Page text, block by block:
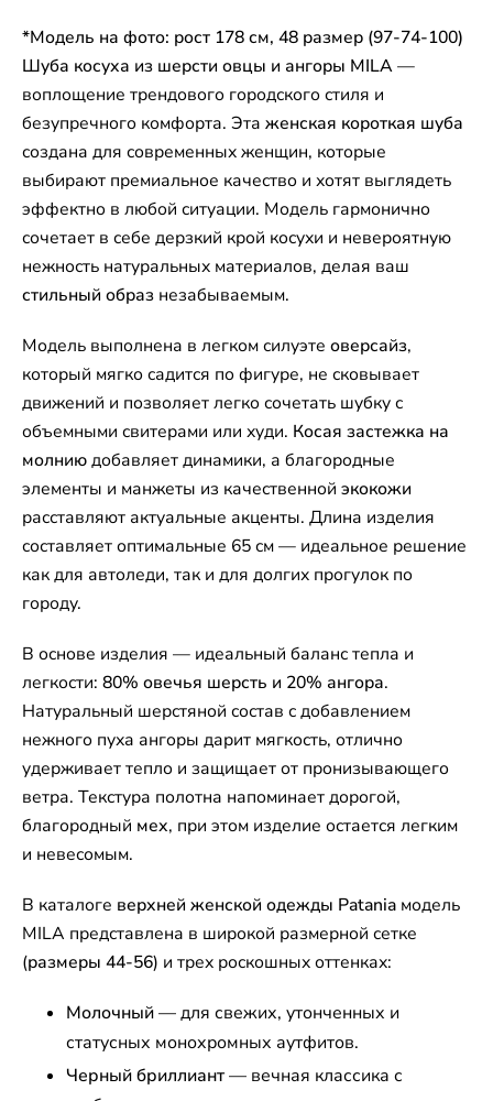
*Модель на фото: рост 178 см, 48 размер (97-74-100)
Шуба косуха из шерсти овцы и ангоры MILA—
воплощение трендового городского стиля и
безупречного комфорта. Эта женская короткая шуба
создана для современных женщин, которые
выбирают премиальное качество и хотят выглядеть
эффектно в любой ситуации. Модель гармонично
сочетает в себе дерзкий крой косухи и невероятную
нежность натуральных материалов, делая ваш
стильный образ незабываемым.
Модель выполнена в легком силуэте оверсайз,
который мягко садится по фигуре, не сковывает
движений и позволяет легко сочетать шубку с
объемными свитерами или худи. Косая застежка на
молниюдобавляет динамики, а благородные
элементы и манжеты из качественной экокожи
расставляют актуальные акценты. Длина изделия
составляет оптимальные 65 см — идеальное решение
как для автоледи, так и для долгих прогулок по
городу.
В основе изделия — идеальный баланс тепла и
легкости: 80% овечья шерсть и 20% ангора.
Натуральный шерстяной состав с добавлением
нежного пуха ангоры дарит мягкость, отлично
удерживает тепло и защищает от пронизывающего
ветра. Текстура полотна напоминает дорогой,
благородный мех, при этом изделие остается легким
и невесомым.
В каталоге верхней женской одежды Patania модель
MILA представлена в широкой размерной сетке
(размеры 44-56) и трех роскошных оттенках:
Молочный— для свежих, утонченных и
статусных монохромных аутфитов.
Черный бриллиант— вечная классика с